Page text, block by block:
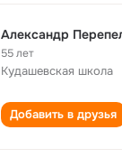
Александр
55 лет
Кудашевская школа
Добавить в друзья